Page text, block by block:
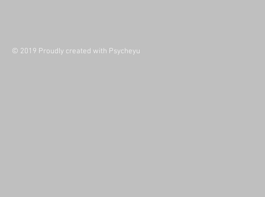
© 2019 Proudly created with Psycheyu